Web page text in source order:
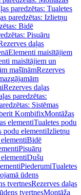
paredzētas: Tualetes
paredzētas: Izlietņu
Bidē
Pisuāru
daļas
Elementi maisītājiem
maisītājiem un
mašīnāmRezerves
Rezerves daļas
paredzētas:
Sistēmas
KombifixMontāžas
elementiTualetes podu
podu elementiIzlietņu
Bidē
Pisuāru
Dušu
PiederumiTualetes
ūdens
tvertnesRezerves daļas
tvertnesMontāža